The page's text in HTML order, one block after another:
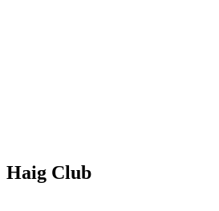
Haig Club